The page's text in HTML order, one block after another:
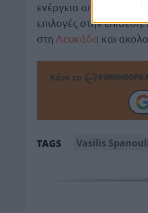
ενέργεια από την
επιλογές στην
στη Λευκάδα και
Κάνε το
TAGS Vasilis